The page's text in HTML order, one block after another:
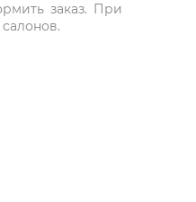
заказ. При